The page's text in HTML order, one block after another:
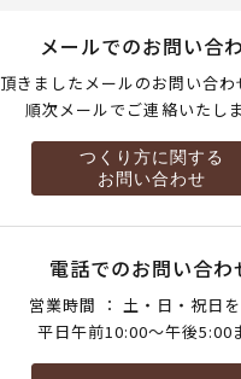
メールでのお問い合
頂きましたメールのお問い合わ
順次メールでご連絡いたしま
つくり方に関する
お問い合わせ
電話でのお問い合わ
営業時間 ： 土・日・祝日を
平日午前10:00～午後5:00